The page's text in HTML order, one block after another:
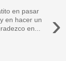
›
en pasar
en hacer un
en...